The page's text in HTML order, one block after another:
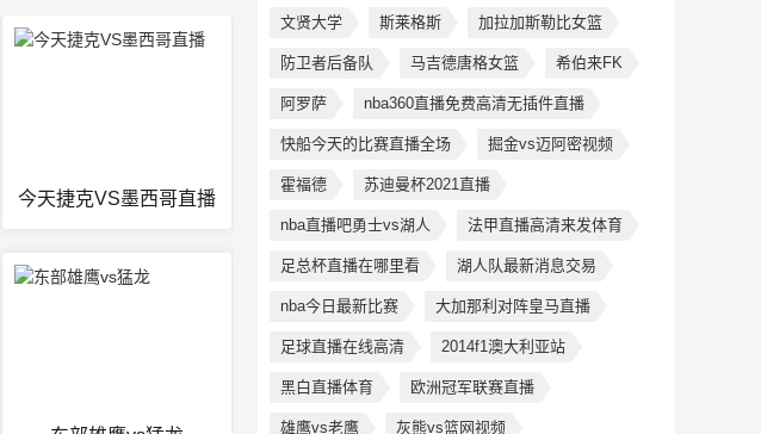
今天捷克VS墨西哥直播
文贤大学 斯莱格斯 加拉加斯勒比女篮
防卫者后备队 马吉德唐格女篮 希伯来FK
阿罗萨 nba360直播免费高清无插件直播
快船今天的比赛直播全场 掘金vs迈阿密视频
霍福德 苏迪曼杯2021直播
nba直播吧勇士vs湖人 法甲直播高清来发体育
足总杯直播在哪里看 湖人队最新消息交易
nba今日最新比赛 大加那利对阵皇马直播
足球直播在线高清 2014f1澳大利亚站
黑白直播体育 欧洲冠军联赛直播
雄鹰vs老鹰 灰熊vs篮网视频